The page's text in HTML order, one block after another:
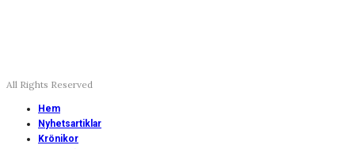
All Rights Reserved
Hem
Nyhetsartiklar
Krönikor